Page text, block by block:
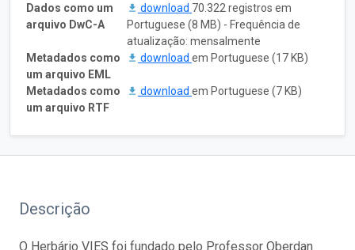
Dados como um
arquivo DwC-A
download 70.322 registros em
Portuguese (8 MB) - Frequência de
atualização: mensalmente
Metadados como
um arquivo EML
download em Portuguese (17 KB)
Metadados como
um arquivo RTF
download em Portuguese (7 KB)
Descrição
O Herbário VIES foi fundado pelo Professor Oberdan